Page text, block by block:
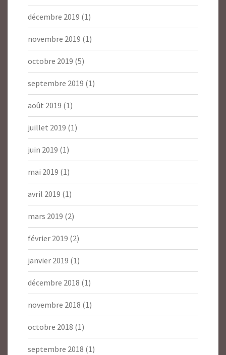
décembre 2019 (1)
novembre 2019 (1)
octobre 2019 (5)
septembre 2019 (1)
août 2019 (1)
juillet 2019 (1)
juin 2019 (1)
mai 2019 (1)
avril 2019 (1)
mars 2019 (2)
février 2019 (2)
janvier 2019 (1)
décembre 2018 (1)
novembre 2018 (1)
octobre 2018 (1)
septembre 2018 (1)